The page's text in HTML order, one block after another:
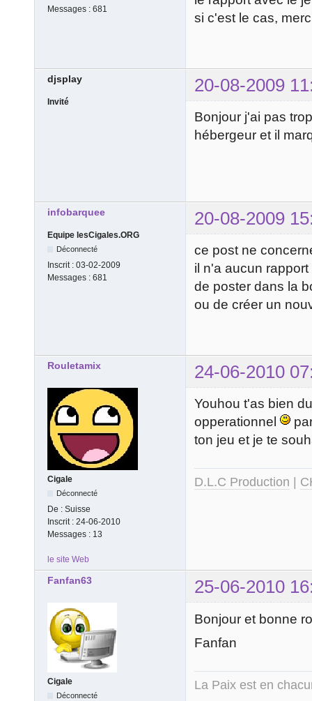
Messages : 681
si c'est le cas,
djsplay 20-08-2009
Invité
Bonjour j'ai pas
hébergeur et il
infobarquee 20-08-2009
Equipe lesCigales.ORG
Déconnecté
Inscrit : 03-02-2009
Messages : 681
ce post ne
il n'a aucun
de poster dans la
ou de créer un
Rouletamix 24-06-2010
Cigale
Déconnecté
De : Suisse
Inscrit : 24-06-2010
Messages : 13
Youhou t'as bien
opperationnel
ton jeu et je te
D.L.C Production |
le site Web
Fanfan63 25-06-2010
Cigale
Déconnecté
Bonjour et bonne
Fanfan
La Paix est en